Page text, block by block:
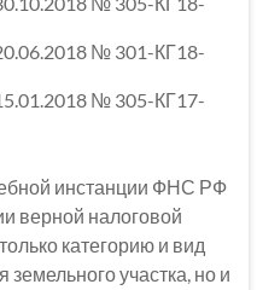
№ 301-КГ18-
№ 305-КГ17-
инстанции ФНС РФ
верной налоговой
категорию и вид
участка, но и